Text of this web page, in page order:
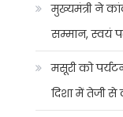
मुख्यमंत्री ने
सम्मान, स्वयं
मसूरी को
दिशा में तेजी से